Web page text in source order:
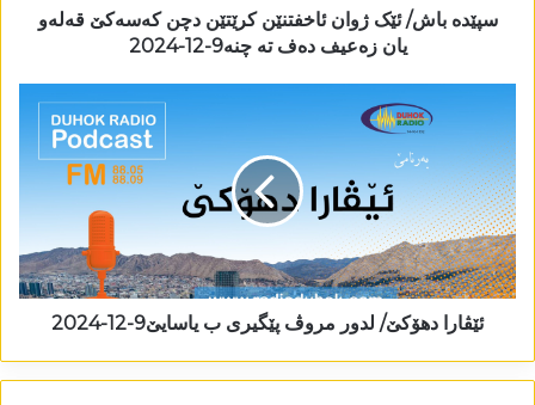
سپێدە باش/ ئێک ژوان ئاخفتنێن کرێتێن دچن کەسەکێ قەلەو
یان زەعیف دەف تە چنە9-12-2024
ئێڤارا دھۆکێ/ لدور مروڤ پێگیری ب یاسایێ9-12-2024